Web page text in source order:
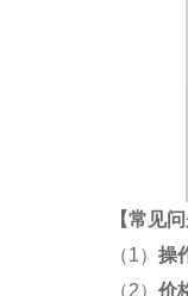
【常见
（1） 操
（2） 价